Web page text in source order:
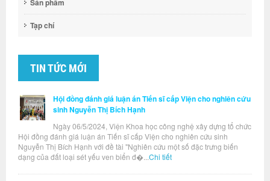
Sản phẩm
Tạp chí
TIN TỨC MỚI
Hội đồng đánh giá luận án Tiến sĩ cấp Viện cho nghiên cứu
sinh Nguyễn Thị Bích Hạnh
Ngày 06/5/2024, Viện Khoa học công nghệ xây dựng tổ chức
Hội đồng đánh giá luận án Tiến sĩ cấp Viện cho nghiên cứu sinh
Nguyễn Thị Bích Hạnh với đề tài "Nghiên cứu một số đặc trưng biến
dạng của đất loại sét yếu ven biển đ�... Chi tiết